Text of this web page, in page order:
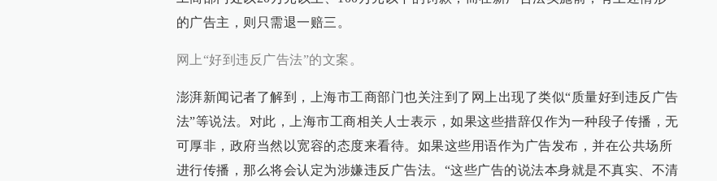
的广告主，则只需退一赔三。
网上“好到违反广告法”的文案。
澎湃新闻记者了解到，上海市工商部门也关注到了网上出现了类似“质量好到违反广告
法”等说法。对此，上海市工商相关人士表示，如果这些措辞仅作为一种段子传播，无
可厚非，政府当然以宽容的态度来看待。如果这些用语作为广告发布，并在公共场所
进行传播，那么将会认定为涉嫌违反广告法。“这些广告的说法本身就是不真实、不清